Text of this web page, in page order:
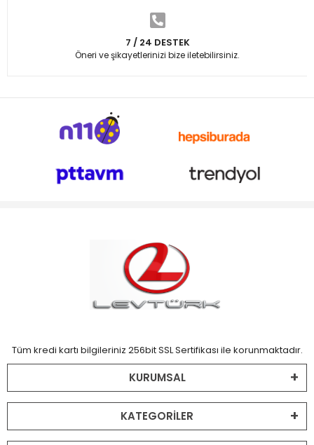
7 / 24 DESTEK
Öneri ve şikayetlerinizi bize iletebilirsiniz.
Tüm kredi kartı bilgileriniz 256bit SSL Sertifikası ile korunmaktadır.
KURUMSAL
KATEGORİLER